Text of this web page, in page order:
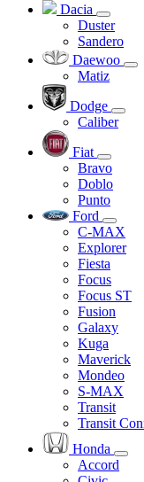
Dacia
Duster
Sandero
Daewoo
Matiz
Dodge
Caliber
Fiat
Bravo
Doblo
Punto
Ford
C-MAX
Explorer
Fiesta
Focus
Focus ST
Fusion
Galaxy
Kuga
Maverick
Mondeo
S-MAX
Transit
Transit
Honda
Accord